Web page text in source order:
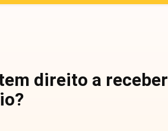
direito a receber